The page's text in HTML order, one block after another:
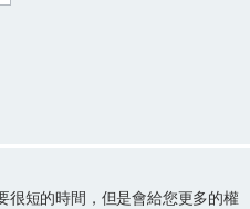
很短的時間，但是會給您更多的權